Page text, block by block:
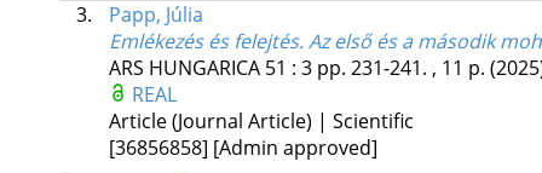
3.
Papp, Júlia
Emlékezés és felejtés. Az első és a második
ARS HUNGARICA 51 : 3 pp. 231-241. , 11 p.
REAL
Article (Journal Article) | Scientific
[36856858] [Admin approved]